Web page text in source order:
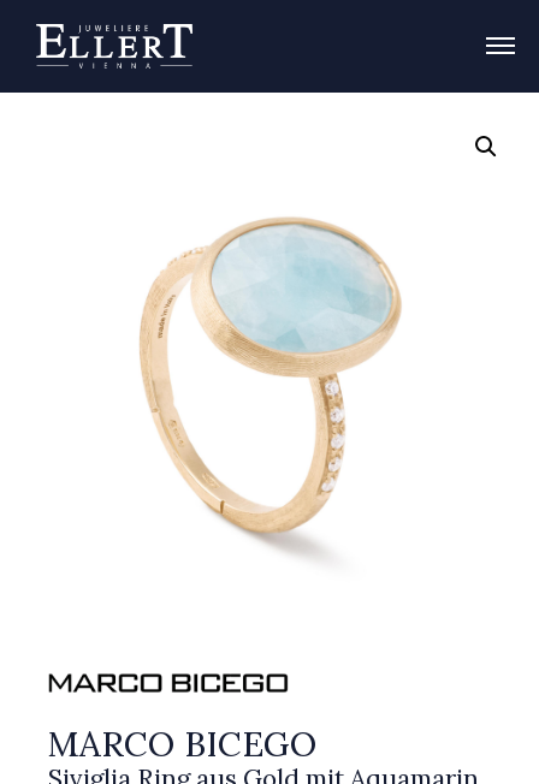
MARCO BICEGO